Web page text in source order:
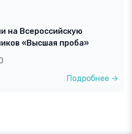
на Всероссийскую
«Высшая проба»
Подробнее →